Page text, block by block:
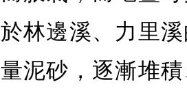
於林邊溪、力里
量泥砂，逐漸堆